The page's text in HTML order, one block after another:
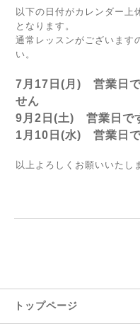
以下の日付がカレンダー上
となります。
通常レッスンがございます
い。
7月17日(月) 営業日
せん
9月2日(土) 営業日で
1月10日(水) 営業日
以上よろしくお願いいたし
トップページ